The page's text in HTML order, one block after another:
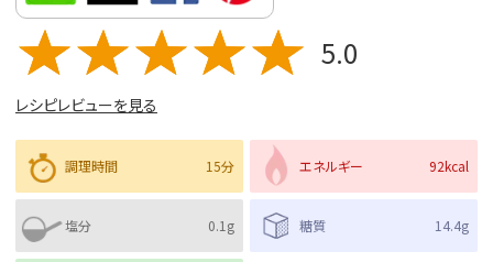
5.0
レシピレビューを見る
調理時間 15分 エネルギー 92kcal
塩分 0.1g 糖質 14.4g